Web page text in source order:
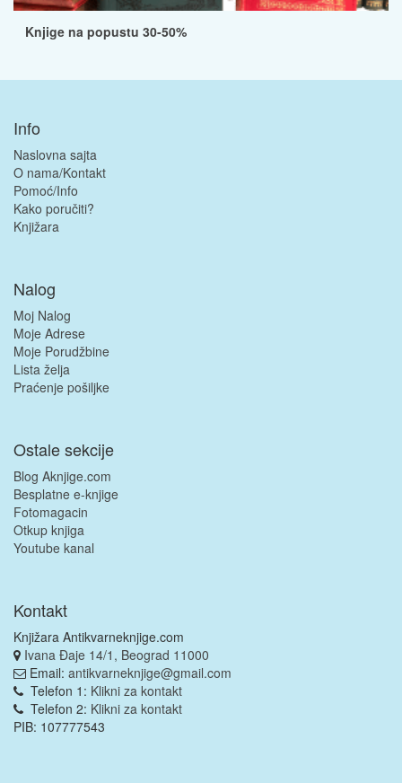
Knjige na popustu 30-50%
Info
Naslovna sajta
O nama/Kontakt
Pomoć/Info
Kako poručiti?
Knjižara
Nalog
Moj Nalog
Moje Adrese
Moje Porudžbine
Lista želja
Praćenje pošiljke
Ostale sekcije
Blog Aknjige.com
Besplatne e-knjige
Fotomagacin
Otkup knjiga
Youtube kanal
Kontakt
Knjižara Antikvarneknjige.com
Ivana Đaje 14/1, Beograd 11000
Email: antikvarneknjige@gmail.com
Telefon 1: Klikni za kontakt
Telefon 2: Klikni za kontakt
PIB: 107777543